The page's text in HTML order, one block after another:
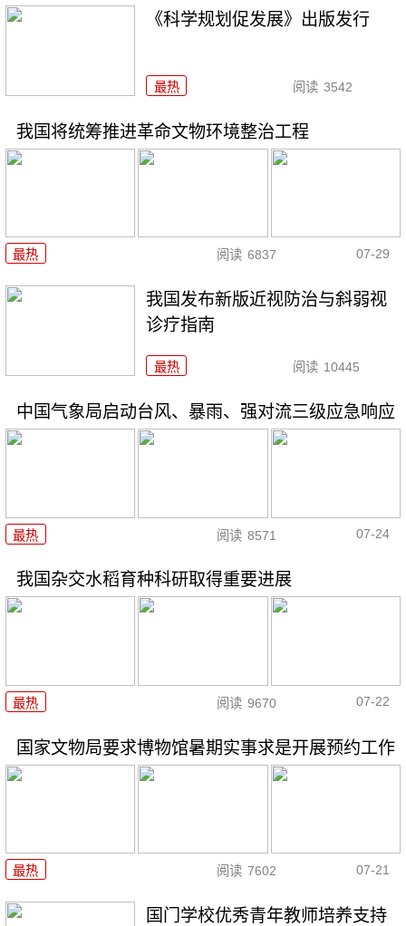
《科学规划促发展》出版发行
最热 阅读 3542
我国将统筹推进革命文物环境整治工程
最热 阅读 6837 07-29
我国发布新版近视防治与斜弱视
诊疗指南
最热 阅读 10445
中国气象局启动台风、暴雨、强对流三级应急响应
最热 阅读 8571 07-24
我国杂交水稻育种科研取得重要进展
最热 阅读 9670 07-22
国家文物局要求博物馆暑期实事求是开展预约工作
最热 阅读 7602 07-21
国门学校优秀青年教师培养支持